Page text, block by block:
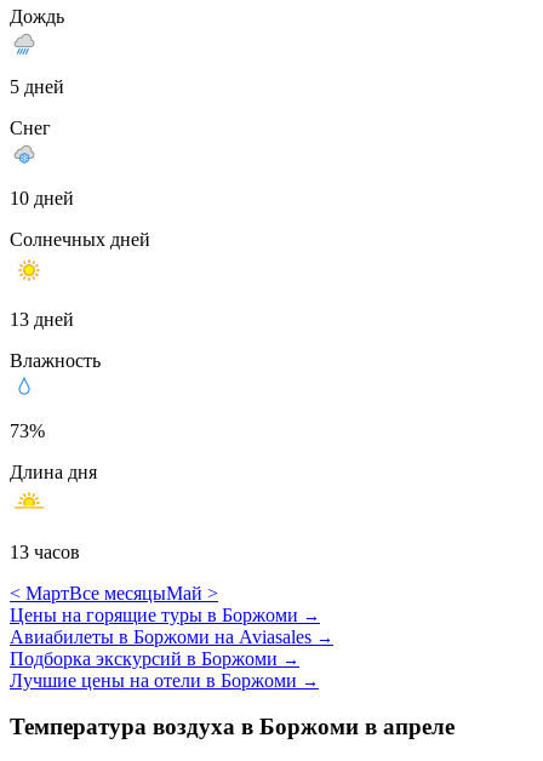
Дождь
5 дней
Снег
10 дней
Солнечных дней
13 дней
Влажность
73%
Длина дня
13 часов
< МартВсе месяцыМай >
Цены на горящие туры в Боржоми →
Авиабилеты в Боржоми на Aviasales →
Подборка экскурсий в Боржоми →
Лучшие цены на отели в Боржоми →
Температура воздуха в Боржоми в апреле